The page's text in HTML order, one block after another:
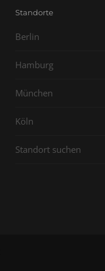
Standorte
Berlin
Hamburg
München
Köln
Standort suchen